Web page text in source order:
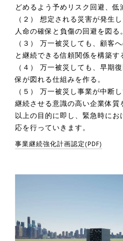
どめるよう予めリスク回避、低
（２） 想定される災害が発生
人命の確保と負傷の回避を図る。
（３） 万一被災しても、顧客
と継続できる信頼関係を構築す
（４） 万一被災しても、早期
保が図れる仕組みを作る。
（５） 万一被災し事業が中断
継続させる意識の高い企業体質
以上の目的に即し、緊急時に
応を行っていきます。
事業継続強化計画認定(PDF)